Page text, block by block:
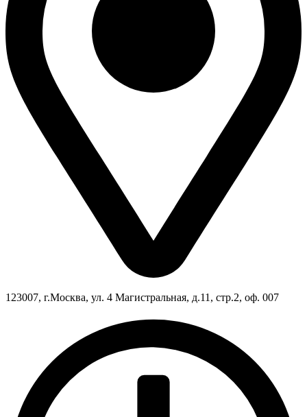
123007, г.Москва, ул. 4 Магистральная, д.11, стр.2, оф. 007